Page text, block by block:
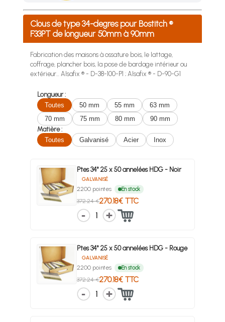
Achetez 4 sachets ou boîtes d'agrafes ou de pointes et
Clous de type 34-degres pour Bostitch ®
F33PT de longueur 50mm à 90mm
Fabrication des maisons à ossature bois, le lattage,
coffrage, plancher bois, la pose de bardage intérieur ou
extérieur... Alsafix ® - D-38-100-P1 ; Alsafix ® - D-90-G1
Longueur :
Toutes
50 mm 55 mm
63 mm
70 mm
75 mm 80 mm
90 mm
Matière :
Toutes
Galvanisé Acier Inox
Ptes 34° 25 x 50 annelées HDG - Noir
GALVANISÉ
2200 pointes En stock
372.24 €270.18€ TTC
1
Ptes 34° 25 x 50 annelées HDG - Rouge
GALVANISÉ
2200 pointes En stock
372.24 €270.18€ TTC
1